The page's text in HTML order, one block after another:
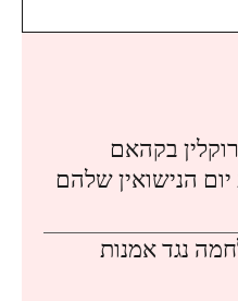
בקהאם
הנישואין שלהם
נגד אמנות